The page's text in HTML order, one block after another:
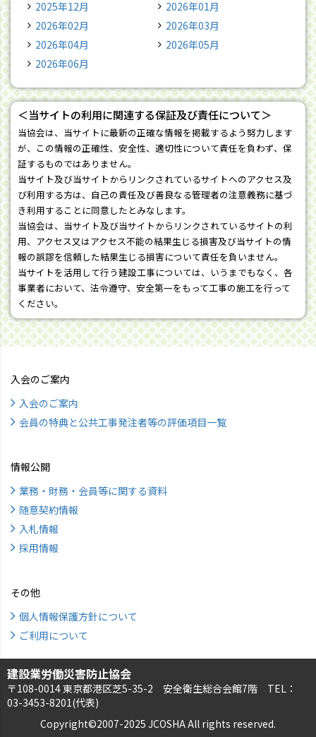
2025年12月
2026年01月
2026年02月
2026年03月
2026年04月
2026年05月
2026年06月
＜当サイトの利用に関連する保証及び責任について＞
当協会は、当サイトに最新の正確な情報を掲載するよう努力します
が、この情報の正確性、安全性、適切性について責任を負わず、保
証するものではありません。
当サイト及び当サイトからリンクされているサイトへのアクセス及
び利用する方は、自己の責任及び善良なる管理者の注意義務に基づ
き利用することに同意したとみなします。
当協会は、当サイト及び当サイトからリンクされているサイトの利
用、アクセス又はアクセス不能の結果生じる損害及び当サイトの情
報の誤謬を信頼した結果生じる損害について責任を負いません。
当サイトを活用して行う建設工事については、いうまでもなく、各
事業者において、法令遵守、安全第一をもって工事の施工を行って
ください。
入会のご案内
入会のご案内
会員の特典と公共工事発注者等の評価項目一覧
情報公開
業務・財務・会員等に関する資料
随意契約情報
入札情報
採用情報
その他
個人情報保護方針について
ご利用について
建設業労働災害防止協会
〒108-0014 東京都港区芝5-35-2 安全衛生総合会館7階 TEL：
03-3453-8201(代表)
Copyright©2007-2025 JCOSHA All rights reserved.